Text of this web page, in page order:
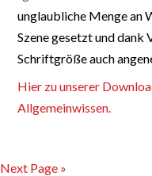
unglaubliche Menge an
Szene gesetzt und dank
Schriftgröße auch
Hier zu unserer
Allgemeinwissen.
Next Page »